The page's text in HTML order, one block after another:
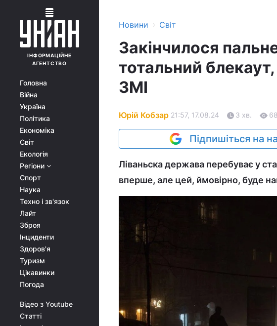
ІНФОРМАЦІЙНЕ
АГЕНТСТВО
Головна
Війна
Україна
Політика
Економіка
Світ
Екологія
Регіони
Спорт
Наука
Техно і зв'язок
Лайт
Зброя
Інциденти
Здоров'я
Туризм
Цікавинки
Погода
Відео з Youtube
Статті
Новини › Світ
Закінчилося
тотальний
ЗМІ
Юрій Кобзар 21:57, 17.08.24 3 хв.
Підпишіться на
Ліваньска держава перебуває у
вперше, але цей, ймовірно, буде